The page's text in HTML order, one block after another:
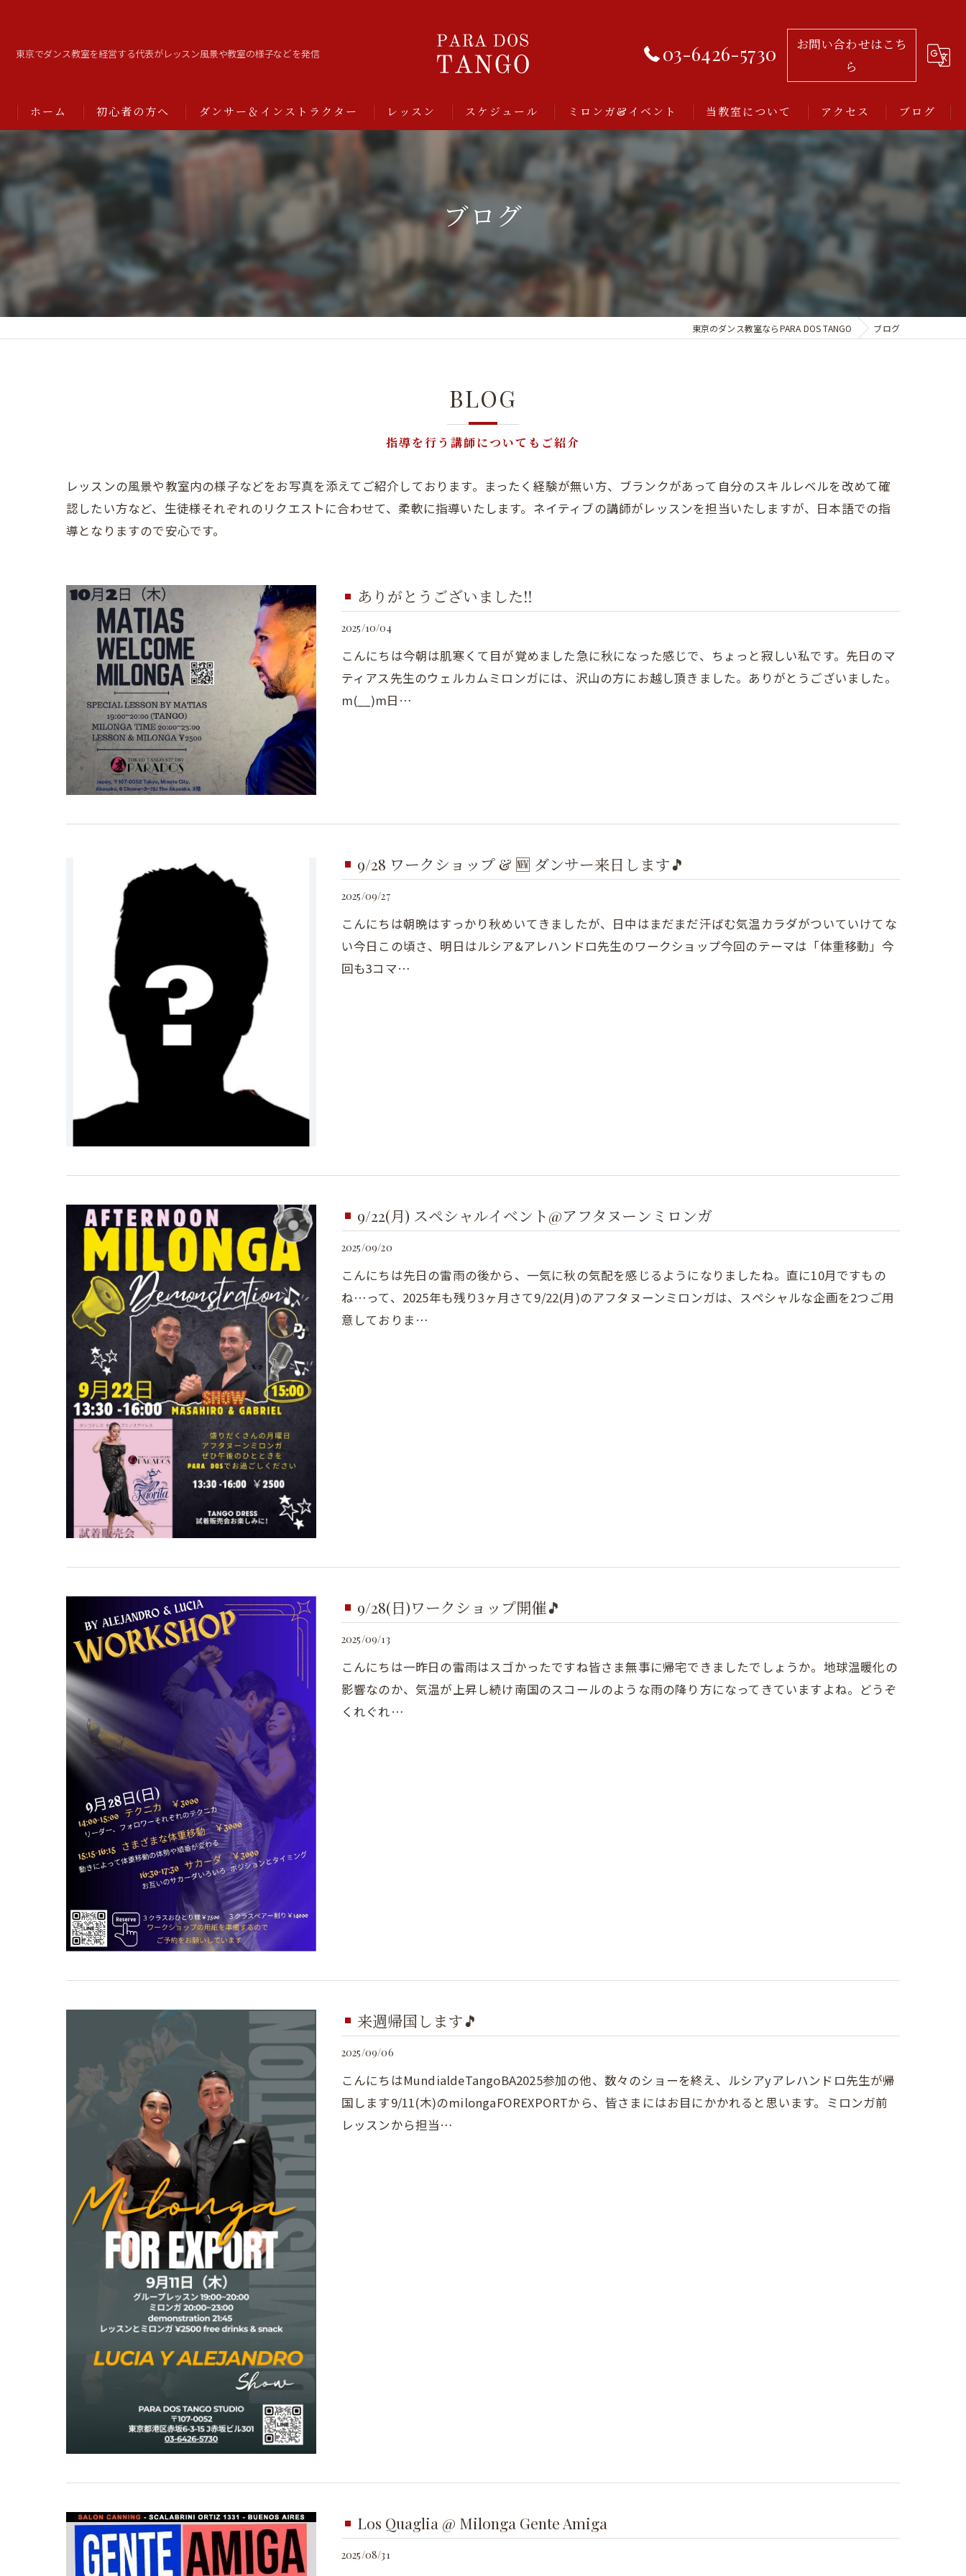
東京でダンス教室を経営する代表がレッスン風景や教室の様子などを発信 03-6426-5730
お問い合わせはこち
ら
ホーム 初心者の方へ ダンサー＆インストラクター レッスン スケジュール ミロンガ&イベント 当教室について
レッスン
アルゼンチンタンゴ
ミロンガとは
アクセス ブログ
ブログ
東京のダンス教室ならPARA DOS TANGO ブログ
BLOG
指導を行う講師についてもご紹介
レッスンの風景や教室内の様子などをお写真を添えてご紹介しております。まったく経験が無い方、ブランクがあって自分のスキルレベルを改めて確
認したい方など、生徒様それぞれのリクエストに合わせて、柔軟に指導いたします。ネイティブの講師がレッスンを担当いたしますが、日本語での指
導となりますので安心です。
ありがとうございました‼️
2025/10/04
こんにちは今朝は肌寒くて目が覚めました急に秋になった感じで、ちょっと寂しい私です。先日のマ
ティアス先生のウェルカムミロンガには、沢山の方にお越し頂きました。ありがとうございました。
m(__)m日…
9/28 ワークショップ & 🆕 ダンサー来日します🎵
2025/09/27
こんにちは朝晩はすっかり秋めいてきましたが、日中はまだまだ汗ばむ気温カラダがついていけてな
い今日この頃さ、明日はルシア&アレハンドロ先生のワークショップ今回のテーマは「体重移動」今
回も3コマ…
9/22(月) スペシャルイベント@アフタヌーンミロンガ
2025/09/20
こんにちは先日の雷雨の後から、一気に秋の気配を感じるようになりましたね。直に10月ですもの
ね…って、2025年も残り3ヶ月さて9/22(月)のアフタヌーンミロンガは、スペシャルな企画を2つご用
意しておりま…
9/28(日)ワークショップ開催🎵
2025/09/13
こんにちは一昨日の雷雨はスゴかったですね皆さま無事に帰宅できましたでしょうか。地球温暖化の
影響なのか、気温が上昇し続け南国のスコールのような雨の降り方になってきていますよね。どうぞ
くれぐれ…
来週帰国します🎵
2025/09/06
こんにちはMundialdeTangoBA2025参加の他、数々のショーを終え、ルシアyアレハンドロ先生が帰
国します9/11(木)のmilongaFOREXPORTから、皆さまにはお目にかかれると思います。ミロンガ前
レッスンから担当…
Los Quaglia @ Milonga Gente Amiga
2025/08/31